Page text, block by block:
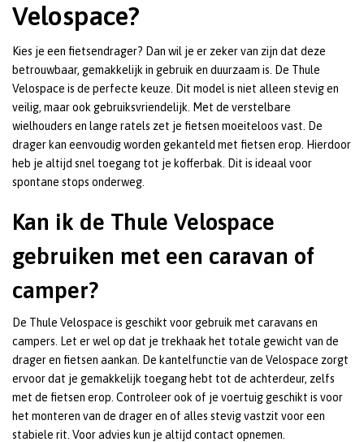
Velospace?
Kies je een fietsendrager? Dan wil je er zeker van zijn dat deze
betrouwbaar, gemakkelijk in gebruik en duurzaam is. De Thule
Velospace is de perfecte keuze. Dit model is niet alleen stevig en
veilig, maar ook gebruiksvriendelijk. Met de verstelbare
wielhouders en lange ratels zet je fietsen moeiteloos vast. De
drager kan eenvoudig worden gekanteld met fietsen erop. Hierdoor
heb je altijd snel toegang tot je kofferbak. Dit is ideaal voor
spontane stops onderweg.
Kan ik de Thule Velospace
gebruiken met een caravan of
camper?
De Thule Velospace is geschikt voor gebruik met caravans en
campers. Let er wel op dat je trekhaak het totale gewicht van de
drager en fietsen aankan. De kantelfunctie van de Velospace zorgt
ervoor dat je gemakkelijk toegang hebt tot de achterdeur, zelfs
met de fietsen erop. Controleer ook of je voertuig geschikt is voor
het monteren van de drager en of alles stevig vastzit voor een
stabiele rit. Voor advies kun je altijd contact opnemen.